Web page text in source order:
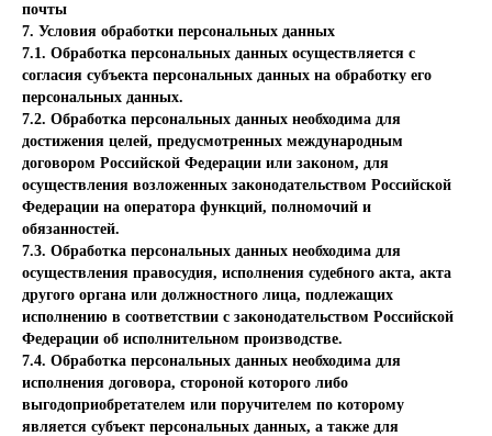
почты
7. Условия обработки персональных данных
7.1. Обработка персональных данных осуществляется с
согласия субъекта персональных данных на обработку его
персональных данных.
7.2. Обработка персональных данных необходима для
достижения целей, предусмотренных международным
договором Российской Федерации или законом, для
осуществления возложенных законодательством Российской
Федерации на оператора функций, полномочий и
обязанностей.
7.3. Обработка персональных данных необходима для
осуществления правосудия, исполнения судебного акта, акта
другого органа или должностного лица, подлежащих
исполнению в соответствии с законодательством Российской
Федерации об исполнительном производстве.
7.4. Обработка персональных данных необходима для
исполнения договора, стороной которого либо
выгодоприобретателем или поручителем по которому
является субъект персональных данных, а также для